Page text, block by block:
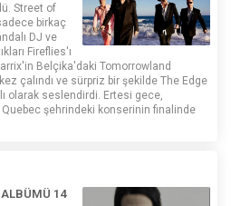
Street of
birkaç
DJ ve
Fireflies'ı
Belçika'daki Tomorrowland
çalındı ​​ve sürpriz bir şekilde The Edge
olarak seslendirdi. Ertesi gece,
Quebec şehrindeki konserinin finalinde
14